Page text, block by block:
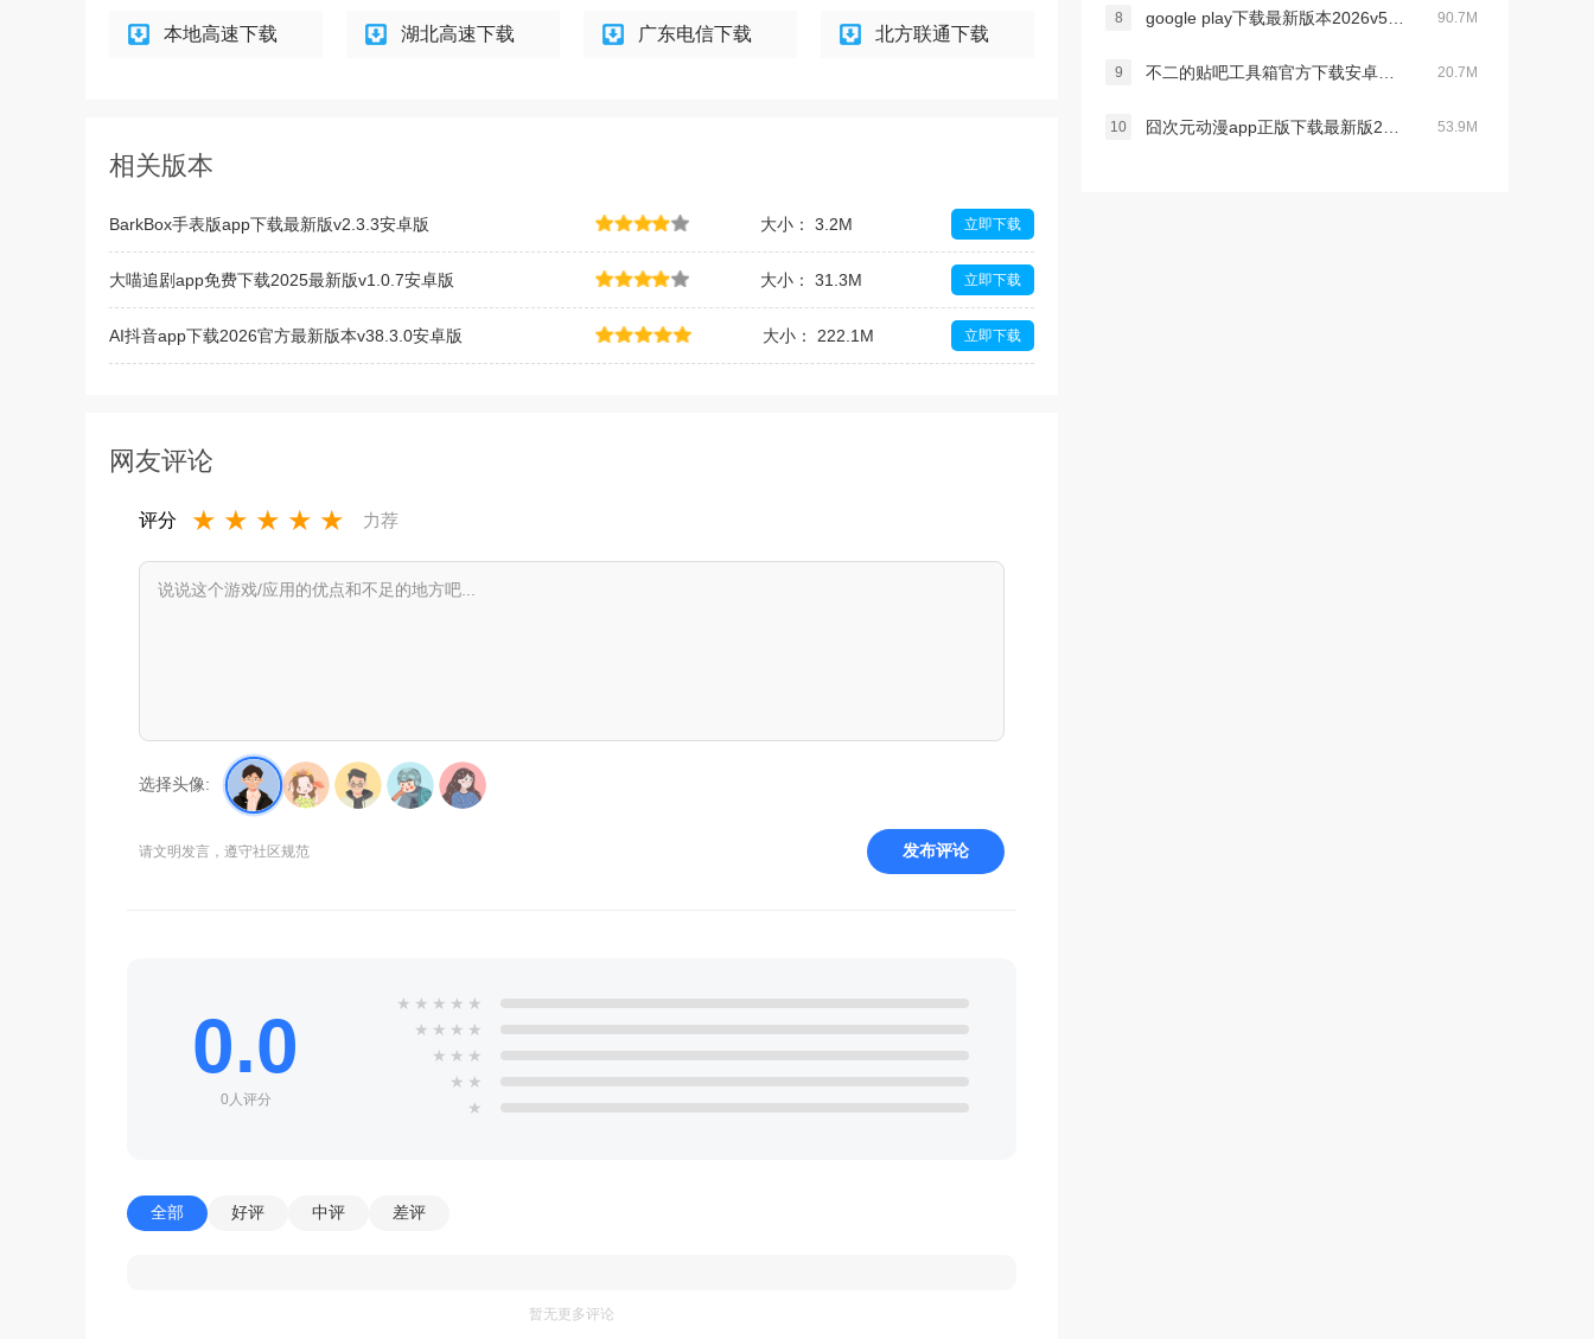
本地高速下载 湖北高速下载 广东电信下载 北方联通下载
相关版本
BarkBox手表版app下载最新版v2.3.3安卓版 大小： 3.2M 立即下载
大喵追剧app免费下载2025最新版v1.0.7安卓版 大小： 31.3M 立即下载
AI抖音app下载2026官方最新版本v38.3.0安卓版 大小： 222.1M 立即下载
网友评论
评分 ★ ★ ★ ★ ★ 力荐
选择头像:
请文明发言，遵守社区规范 发布评论
0.0
0人评分
★ ★ ★ ★ ★
★ ★ ★ ★
★ ★ ★
★ ★
★
全部 好评 中评 差评
暂无更多评论
8 90.7M
9 20.7M
10 53.9M